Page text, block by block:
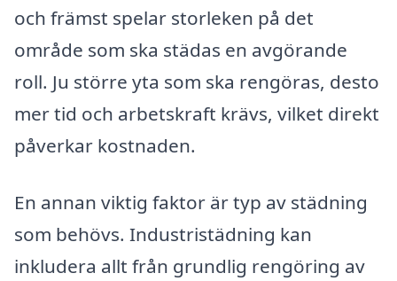
och främst spelar storleken på det
område som ska städas en avgörande
roll. Ju större yta som ska rengöras, desto
mer tid och arbetskraft krävs, vilket direkt
påverkar kostnaden.
En annan viktig faktor är typ av städning
som behövs. Industristädning kan
inkludera allt från grundlig rengöring av